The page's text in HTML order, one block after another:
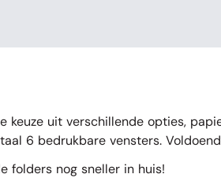
keuze uit verschillende opties,
6 bedrukbare vensters.
folders nog sneller in huis!